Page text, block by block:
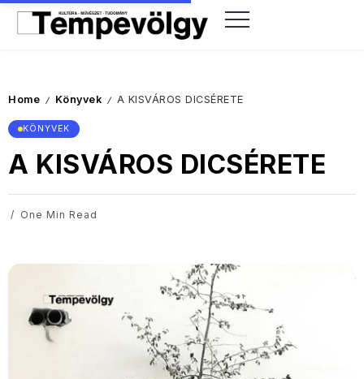
Home / Könyvek / A KISVÁROS DICSÉRETE
KÖNYVEK
A KISVÁROS DICSÉRETE
One Min Read